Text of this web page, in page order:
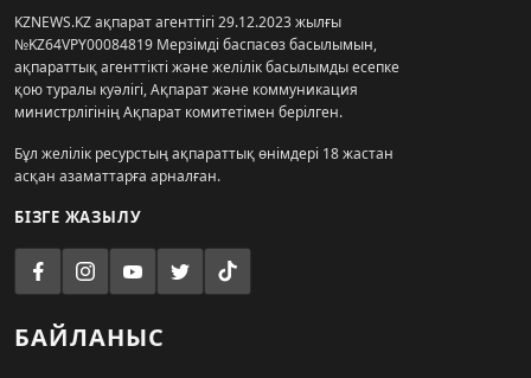
KZNEWS.KZ ақпарат агенттігі 29.12.2023 жылғы
№KZ64VPY00084819 Мерзімді баспасөз басылымын,
ақпараттық агенттікті және желілік басылымды есепке
қою туралы куәлігі, Ақпарат және коммуникация
министрлігінің Ақпарат комитетімен берілген.
Бұл желілік ресурстың ақпараттық өнімдері 18 жастан
асқан азаматтарға арналған.
БІЗГЕ ЖАЗЫЛУ
БАЙЛАНЫС